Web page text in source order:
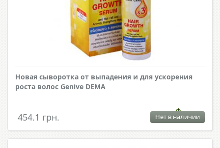
Новая сыворотка от выпадения и для ускорения
роста волос Genive DEMA
454.1 грн. Нет в наличии